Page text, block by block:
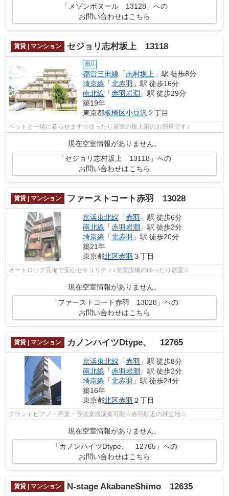
「メゾンボヌール 13128」への
お問い合わせはこちら
賃貸 | マンション セジョリ志村坂上 13118
敷0
都営三田線 「志村坂上 」駅 徒歩8分
埼京線 「北赤羽 」駅 徒歩16分
南北線 「赤羽岩淵 」駅 徒歩29分
築19年
東京都板橋区小豆沢 ２丁目
ペットと一緒に暮らせます☆ゆったり居室の最上階のお部屋です♪
現在空室情報がありません。
「セジョリ志村坂上 13118」への
お問い合わせはこちら
賃貸 | マンション ファーストコート赤羽 13028
京浜東北線 「赤羽 」駅 徒歩6分
南北線 「赤羽岩淵 」駅 徒歩2分
埼京線 「北赤羽 」駅 徒歩20分
築21年
東京都北区赤羽 ３丁目
オートロック完備で安心セキュリティ♪充実設備のゆったり居室☆
現在空室情報がありません。
「ファーストコート赤羽 13028」への
お問い合わせはこちら
賃貸 | マンション カノンハイツDtype、 12765
京浜東北線 「赤羽 」駅 徒歩8分
南北線 「赤羽岩淵 」駅 徒歩2分
埼京線 「北赤羽 」駅 徒歩24分
築16年
東京都北区赤羽 ２丁目
グランドピアノ・声楽・管弦楽器演奏可能☆赤羽駅近の好立地☆
現在空室情報がありません。
「カノンハイツDtype、 12765」への
お問い合わせはこちら
賃貸 | マンション N-stage AkabaneShimo 12635